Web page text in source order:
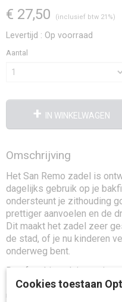
€ 27,50 (inclusief btw 21%)
Levertijd : Op voorraad
Aantal
IN WINKELWAGEN
Omschrijving
Het San Remo zadel is
dagelijks gebruik op je
ondersteunt je zithouding
prettiger aanvoelen en de
Dit maakt het zadel zeer
de stad, of je nu kinderen
onderweg bent.
De afwerking sluit mooi
Bakfiets.nl bakfietsen en
uitstraling. Door de
Cookies toestaan